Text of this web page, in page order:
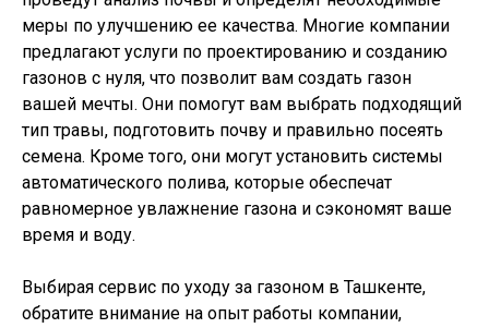
меры по улучшению ее качества. Многие компании
предлагают услуги по проектированию и созданию
газонов с нуля, что позволит вам создать газон
вашей мечты. Они помогут вам выбрать подходящий
тип травы, подготовить почву и правильно посеять
семена. Кроме того, они могут установить системы
автоматического полива, которые обеспечат
равномерное увлажнение газона и сэкономят ваше
время и воду.
Выбирая сервис по уходу за газоном в Ташкенте,
обратите внимание на опыт работы компании,